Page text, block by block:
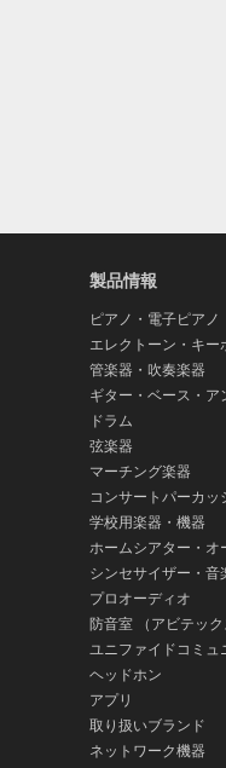
製品情報
ピアノ・電子ピアノ
エレクトーン・キー
管楽器・吹奏楽器
ギター・ベース・ア
ドラム
弦楽器
マーチング楽器
コンサートパーカッ
学校用楽器・機器
ホームシアター・オ
シンセサイザー・音
プロオーディオ
防音室 （アビテッ
ユニファイドコミュ
ヘッドホン
アプリ
取り扱いブランド
ネットワーク機器